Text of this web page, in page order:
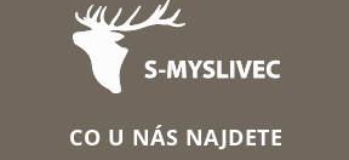
Zápatí
CO U NÁS NAJDETE